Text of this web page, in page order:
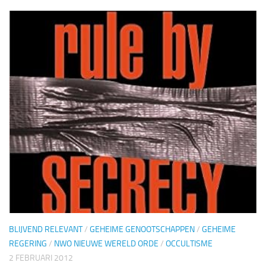
BLIJVEND RELEVANT/ GEHEIME GENOOTSCHAPPEN/ GEHEIME
REGERING / NWO NIEUWE WERELD ORDE / OCCULTISME
2 FEBRUARI 2012